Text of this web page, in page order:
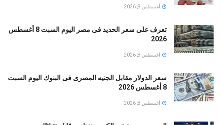
أغسطس 8, 2026
تعرف على سعر الحديد فى مصر اليوم السبت 8 أغسطس
2026
أغسطس 8, 2026
سعر الدولار مقابل الجنيه المصرى فى البنوك اليوم السبت
8 أغسطس 2026
أغسطس 8, 2026